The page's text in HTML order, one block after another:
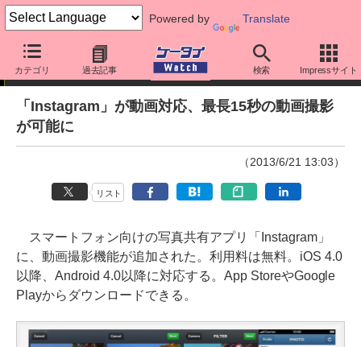
Powered by Translate
カテゴリ 過去記事 検索 Impressサイト
ニュース
「Instagram」が動画対応、最長15秒の動画撮影
が可能に
（2013/6/21 13:03）
リスト
スマートフォン向けの写真共有アプリ「Instagram」
に、動画撮影機能が追加された。利用料は無料。iOS 4.0
以降、Android 4.0以降に対応する。App StoreやGoogle
Playからダウンロードできる。